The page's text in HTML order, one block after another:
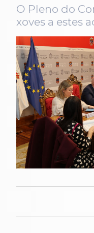
O Pleno do
xoves a estes